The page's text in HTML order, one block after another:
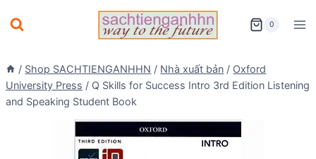
to
0
/ Shop SACHTIENGANHHN / Nhà xuất bản / Oxford
University Press / Q Skills for Success Intro 3rd Edition Listening
and Speaking Student Book